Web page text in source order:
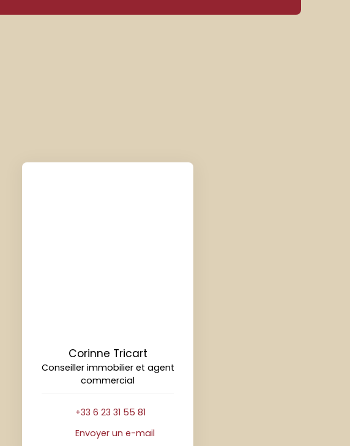
Corinne Tricart
Conseiller immobilier et agent
commercial
+33 6 23 31 55 81
Envoyer un e-mail